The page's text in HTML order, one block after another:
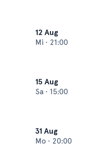
12 Aug
Mi • 21:00
15 Aug
Sa • 15:00
31 Aug
Mo • 20:00